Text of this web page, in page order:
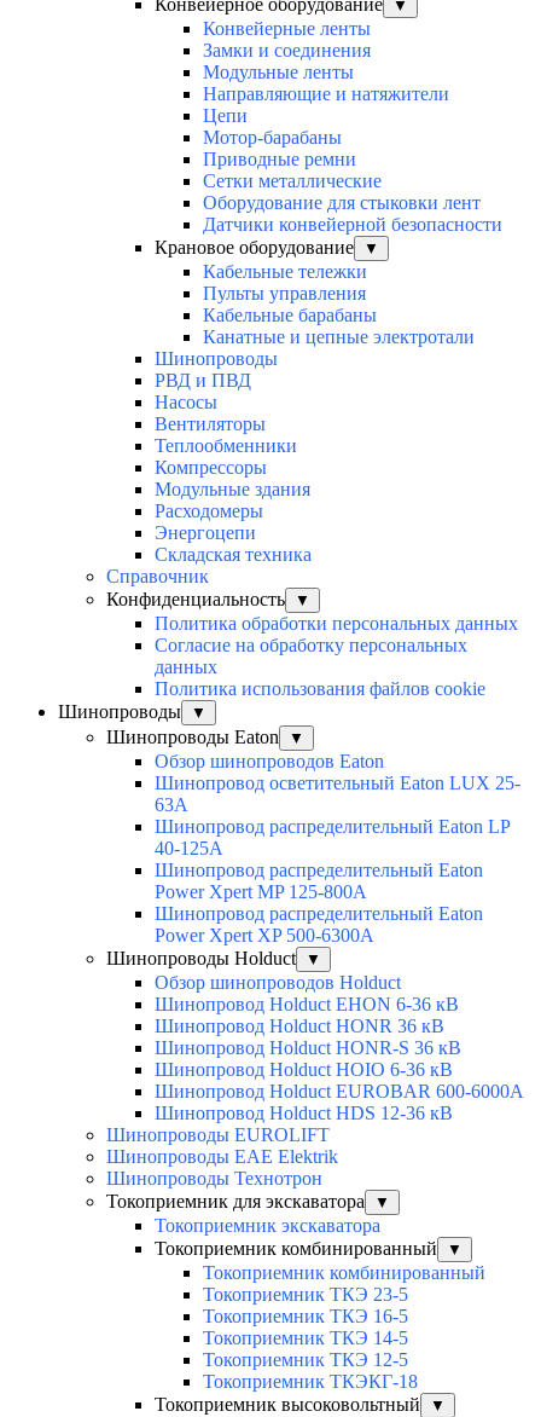
Конвейерное оборудование
▼
Конвейерные ленты
Замки и соединения
Модульные ленты
Направляющие и натяжители
Цепи
Мотор-барабаны
Приводные ремни
Сетки металлические
Оборудование для стыковки лент
Датчики конвейерной безопасности
Крановое оборудование
▼
Кабельные тележки
Пульты управления
Кабельные барабаны
Канатные и цепные электротали
Шинопроводы
РВД и ПВД
Насосы
Вентиляторы
Теплообменники
Компрессоры
Модульные здания
Расходомеры
Энергоцепи
Складская техника
Справочник
Конфиденциальность
▼
Политика обработки персональных данных
Согласие на обработку персональных
данных
Политика использования файлов cookie
Шинопроводы
▼
Шинопроводы Eaton ▼
Обзор шинопроводов Eaton
Шинопровод осветительный Eaton LUX 25-
63A
Шинопровод распределительный Eaton LP
40-125A
Шинопровод распределительный Eaton
Power Xpert MP 125-800A
Шинопровод распределительный Eaton
Power Xpert XP 500-6300A
Шинопроводы Holduct
▼
Обзор шинопроводов Holduct
Шинопровод Holduct EHON 6-36 кВ
Шинопровод Holduct HONR 36 кВ
Шинопровод Holduct HONR-S 36 кВ
Шинопровод Holduct HOIO 6-36 кВ
Шинопровод Holduct EUROBAR 600-6000A
Шинопровод Holduct HDS 12-36 кВ
Шинопроводы EUROLIFT
Шинопроводы EAE Elektrik
Шинопроводы Технотрон
Токоприемник для экскаватора
▼
Токоприемник экскаватора
Токоприемник комбинированный
▼
Токоприемник комбинированный
Токоприемник ТКЭ 23-5
Токоприемник ТКЭ 16-5
Токоприемник ТКЭ 14-5
Токоприемник ТКЭ 12-5
Токоприемник ТКЭКГ-18
Токоприемник высоковольтный
▼